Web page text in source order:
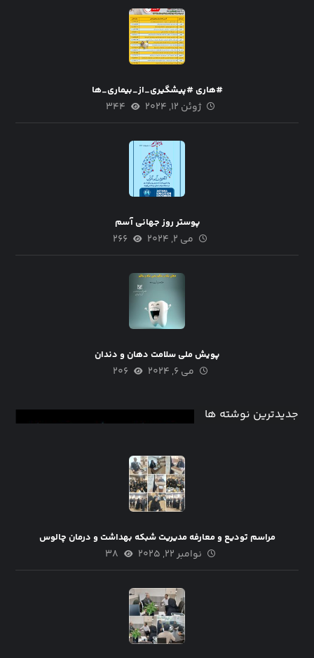
#هاری #پیشگیری_از_بیماری_ها
ژوئن ۱۲, ۲۰۲۴ ۳۴۴
پوستر روز جهانی آسم
می ۲, ۲۰۲۴ ۲۶۶
پویش ملی سلامت دهان و دندان
می ۶, ۲۰۲۴ ۲۰۶
جدیدترین نوشته ها
مراسم تودیع و معارفه مدیریت شبکه بهداشت و درمان چالوس
نوامبر ۲۲, ۲۰۲۵ ۳۸